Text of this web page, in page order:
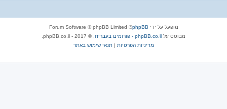
מופעל על ידי phpBB
® Forum Software © phpBB Limited
מבוסס על phpBB.co.il - פורומים בעברית
. © 2017 - phpBB.co.il.
מדיניות הפרטיות |תנאי שימוש באתר